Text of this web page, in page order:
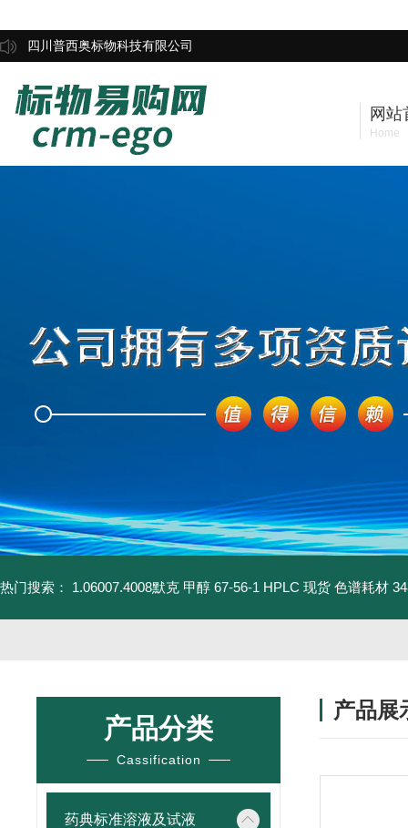
四川普西奥标物科技有限公司
网站
Home
热门搜索： 1.06007.4008默克 甲醇 67-56-1 HPLC 现货 色谱耗材
产品分类
Cassification
药典标准溶液及试液
产品展